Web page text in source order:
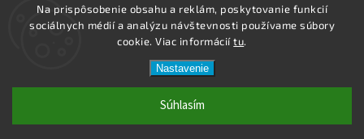
Na prispôsobenie obsahu a reklám, poskytovanie funkcií
sociálnych médií a analýzu návštevnosti používame súbory
cookie. Viac informáciítu.
Nastavenie
Súhlasím
odloshoppremiumsportfashion
ODLOSHOP. Všetky práva vyhradené.
Upraviť nastavenie cookies
Netmedia s.r.o.